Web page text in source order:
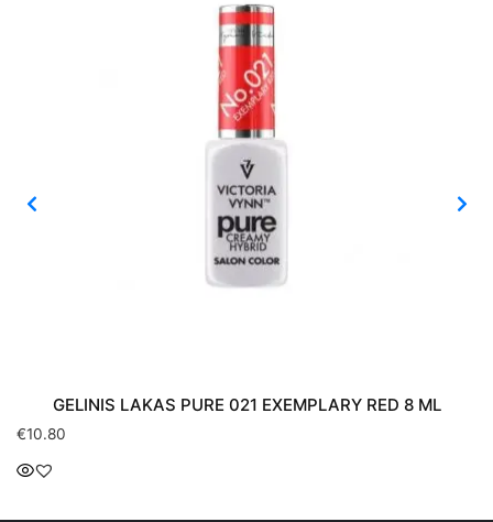
GELINIS LAKAS PURE 021 EXEMPLARY RED 8 ML
€10.80